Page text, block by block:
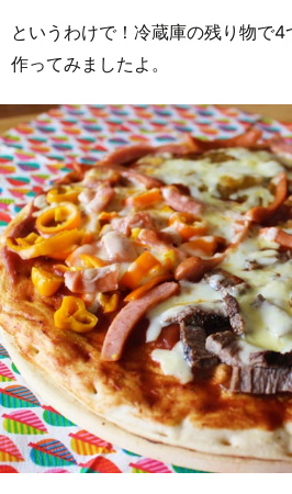
というわけで！冷蔵庫の残り物で
作ってみましたよ。